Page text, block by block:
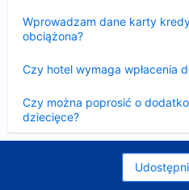
Wprowadzam dane karty
obciążona?
Czy hotel wymaga wpłacenia
Czy można poprosić o
dziecięce?